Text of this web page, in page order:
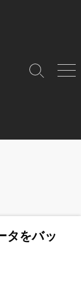
検
メ
タをバッ